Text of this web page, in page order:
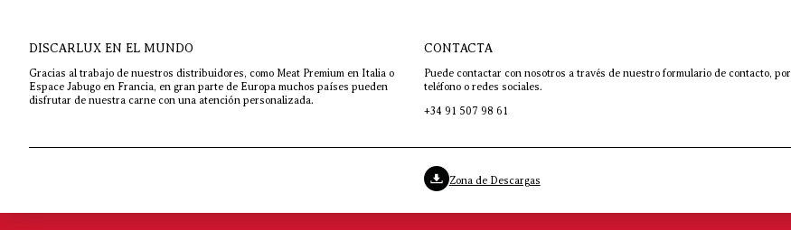
DISCARLUX EN EL MUNDO
Gracias al trabajo de nuestros distribuidores, como Meat Premium en Italia o
Espace Jabugo en Francia, en gran parte de Europa muchos países pueden
disfrutar de nuestra carne con una atención personalizada.
CONTACTA
Puede contactar con nosotros a través de nuestro formulario de contacto, por
teléfono o redes sociales.
+34 91 507 98 61
Zona de Descargas